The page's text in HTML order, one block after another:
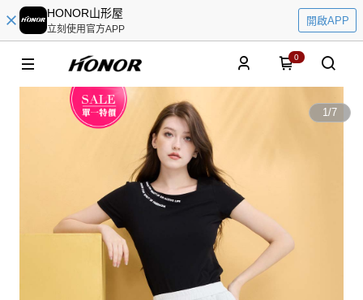
HONOR山形屋
立刻使用官方APP
開啟APP
0
1/7